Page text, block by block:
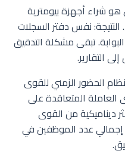
هو شراء أجهزة بيومترية
نفس دفتر السجلات
تبقى مشكلة التدقيق
التقارير.
الحضور الزمني للقوى
العاملة المتعاقدة على
ديناميكية من القوى
60% إلى 80% من إجمالي عدد الموظفين في